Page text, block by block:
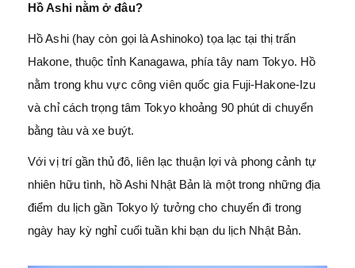
Hồ Ashi nằm ở đâu?
Hồ Ashi (hay còn gọi là Ashinoko) tọa lạc tại thị trấn
Hakone, thuộc tỉnh Kanagawa, phía tây nam Tokyo. Hồ
nằm trong khu vực công viên quốc gia Fuji-Hakone-Izu
và chỉ cách trọng tâm Tokyo khoảng 90 phút di chuyển
bằng tàu và xe buýt.
Với vị trí gần thủ đô, liên lạc thuận lợi và phong cảnh tự
nhiên hữu tình, hồ Ashi Nhật Bản là một trong những địa
điểm du lịch gần Tokyo lý tưởng cho chuyến đi trong
ngày hay kỳ nghỉ cuối tuần khi bạn du lịch Nhật Bản.